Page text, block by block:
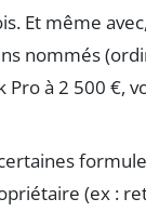
Et même
nommés
Pro à 2 500 €,
(ex :